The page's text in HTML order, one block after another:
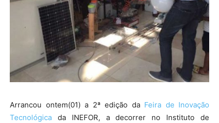
Arrancou ontem(01) a 2ª edição da Feira de Inovação
Tecnológica da INEFOR, a decorrer no Instituto de